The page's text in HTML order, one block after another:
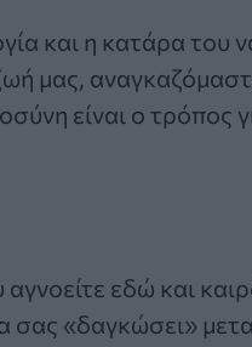
και η κατάρα
μας,
είναι ο τρόπος
εδώ και
σας «δαγκώσει»